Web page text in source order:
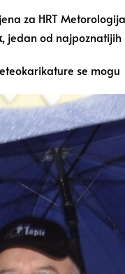
za HRT
, jedan od
se